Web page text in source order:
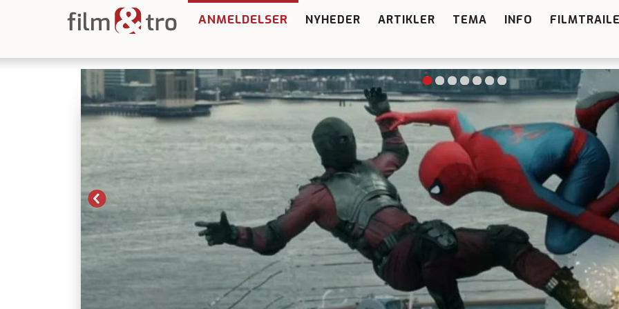
ANMELDELSER NYHEDER ARTIKLER TEMA INFO